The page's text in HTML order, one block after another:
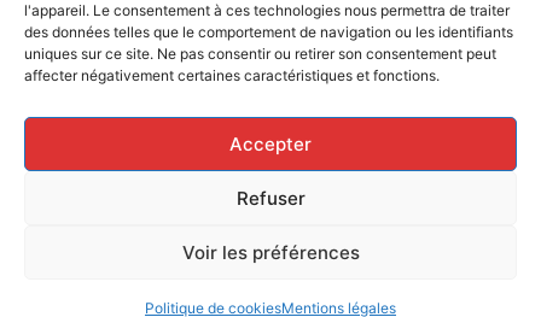
l'appareil. Le consentement à ces technologies nous permettra de traiter
des données telles que le comportement de navigation ou les identifiants
uniques sur ce site. Ne pas consentir ou retirer son consentement peut
affecter négativement certaines caractéristiques et fonctions.
Accepter
Refuser
Voir les préférences
Politique de cookiesMentions légales
Caisse de grève
Soutenir les grévistes en luttes ? Faites un don à la
Caisse de solidarité !
FAITES UN DON